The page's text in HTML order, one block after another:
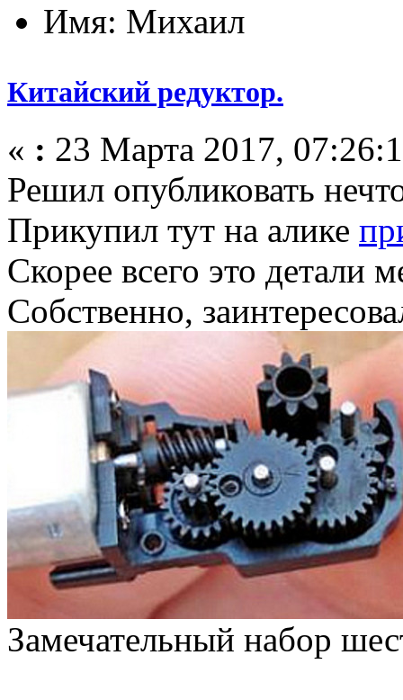
Имя: Михаил
Китайский редуктор.
« : 23 Марта 2017,
Решил опубликовать
Прикупил тут на алике
Скорее всего это детали
Собственно,
Замечательный набор